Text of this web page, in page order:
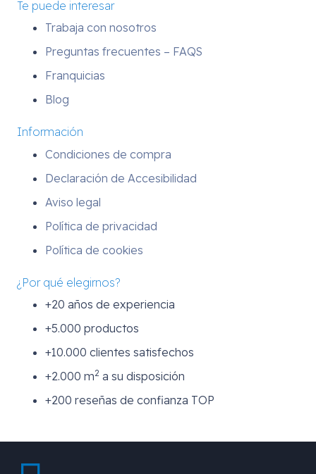
Te puede interesar
Trabaja con nosotros
Preguntas frecuentes – FAQS
Franquicias
Blog
Información
Condiciones de compra
Declaración de Accesibilidad
Aviso legal
Política de privacidad
Política de cookies
¿Por qué elegirnos?
+20 años de experiencia
+5.000 productos
+10.000 clientes satisfechos
+2.000 m2 a su disposición
+200 reseñas de confianza TOP